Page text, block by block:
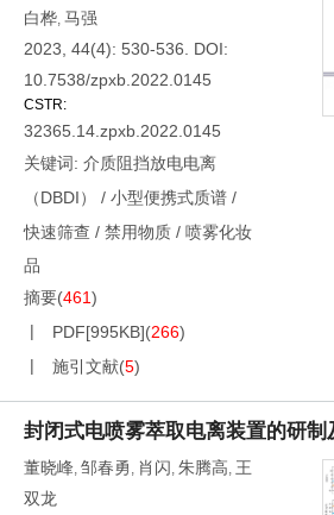
白桦, 马强
2023, 44(4): 530-536.
DOI:
10.7538/zpxb.2022.0145
CSTR:
32365.14.zpxb.2022.0145
关键词: 介质阻挡放电电离
（DBDI）
/ 小型便携式质谱 /
快速筛查 / 禁用物质 / 喷雾化妆
品
摘要(461)
PDF[995KB](266)
施引文献(5)
封闭式电喷雾萃取电离装置的研制
董晓峰, 邹春勇, 肖闪, 朱腾高, 王
双龙